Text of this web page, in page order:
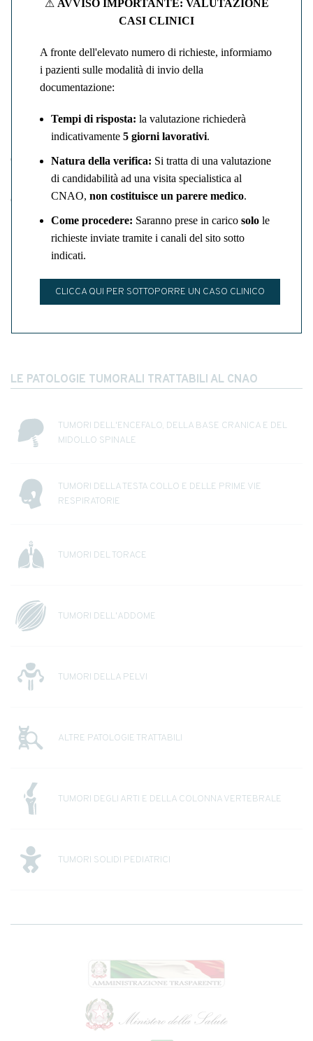
tumori radioresistenti, quei tumori che non rispondono alla
inoperabili.
Tra gli altri vantaggi di questa terapia, che ricordiamo
essere riconosciuta come trattamento erogabile dal
Sistema Sanitario Nazionale dal 1 gennaio 2014, i più
importanti riguardano:
possibilità di trattare tumori in sedi particolarmente
difficili;
capacità di agire sull’area da trattare con estrema
precisione, conservando i tessuti sani.
Oltre ad occuparsi di trattamenti di Adroterapia, CNAO è
spaziano dalla ricerca clinica alla ricerca radiobiologica, a
quella traslazionale con l’obiettivo di fornire un continuo
LE PATOLOGIE TUMORALI TRATTABILI AL CNAO
TUMORI DELL'ENCEFALO, DELLA BASE CRANICA E DEL
MIDOLLO SPINALE
TUMORI DELLA TESTA COLLO E DELLE PRIME VIE
RESPIRATORIE
TUMORI DEL TORACE
TUMORI DELL'ADDOME
TUMORI DELLA PELVI
ALTRE PATOLOGIE TRATTABILI
TUMORI DEGLI ARTI E DELLA COLONNA VERTEBRALE
TUMORI SOLIDI PEDIATRICI
⚠ AVVISO IMPORTANTE: VALUTAZIONE
CASI CLINICI
A fronte dell'elevato numero di richieste, informiamo
i pazienti sulle modalità di invio della
documentazione:
Tempi di risposta: la valutazione richiederà
indicativamente 5 giorni lavorativi.
Natura della verifica: Si tratta di una valutazione
di candidabilità ad una visita specialistica al
CNAO, non costituisce un parere medico.
Come procedere: Saranno prese in carico solo le
richieste inviate tramite i canali del sito sotto
indicati.
CLICCA QUI PER SOTTOPORRE UN CASO CLINICO